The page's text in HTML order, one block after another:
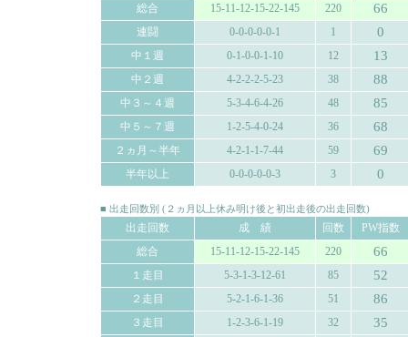
総合
15-11-12-15-22-145 220 66
連闘 0-0-0-0-0-1 1 0
中１週 0-1-0-0-1-10 12 13
中２週 4-2-2-2-5-23 38 88
中３～４週 5-3-4-6-4-26 48 85
中５～７週 1-2-5-4-0-24 36 68
２ヵ月～半年 4-2-1-1-7-44 59 69
半年以上 0-0-0-0-0-3 3 0
■ 出走回数別 (２ヵ月以上休み明け後と初出走後の出走回数)
出走回数 成 績 回数
PW指数
総合
15-11-12-15-22-145 220 66
１走目 5-3-1-3-12-61 85 52
２走目 5-2-1-6-1-36 51 86
３走目 1-2-3-6-1-19 32 35